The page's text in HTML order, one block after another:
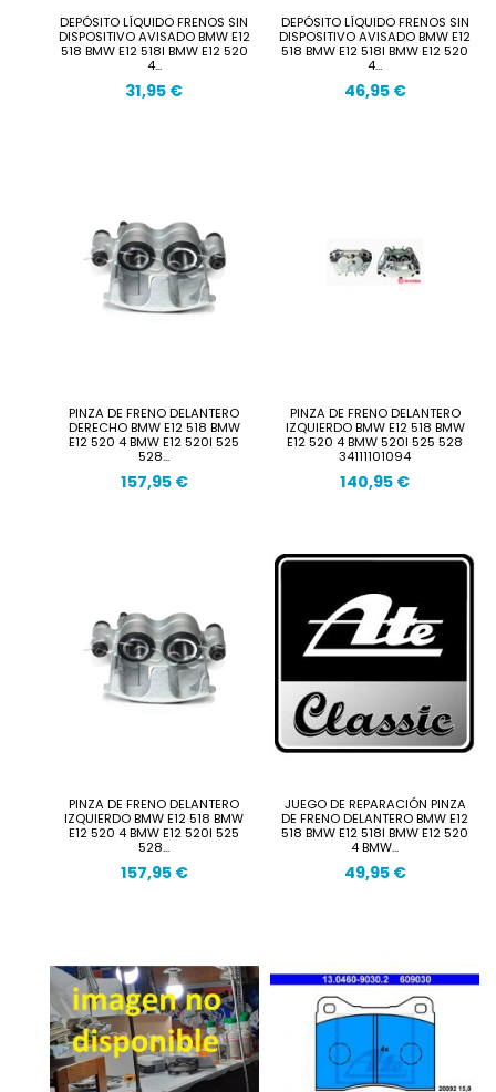
DEPÓSITO LÍQUIDO FRENOS SIN
DISPOSITIVO AVISADO BMW E12
518 BMW E12 518I BMW E12 520
4...
31,95 €
DEPÓSITO LÍQUIDO FRENOS SIN
DISPOSITIVO AVISADO BMW E12
518 BMW E12 518I BMW E12 520
4...
46,95 €
PINZA DE FRENO DELANTERO
DERECHO BMW E12 518 BMW
E12 520 4 BMW E12 520I 525
528...
157,95 €
PINZA DE FRENO DELANTERO
IZQUIERDO BMW E12 518 BMW
E12 520 4 BMW 520I 525 528
34111101094
140,95 €
PINZA DE FRENO DELANTERO
IZQUIERDO BMW E12 518 BMW
E12 520 4 BMW E12 520I 525
528...
157,95 €
JUEGO DE REPARACIÓN PINZA
DE FRENO DELANTERO BMW E12
518 BMW E12 518I BMW E12 520
4 BMW...
49,95 €